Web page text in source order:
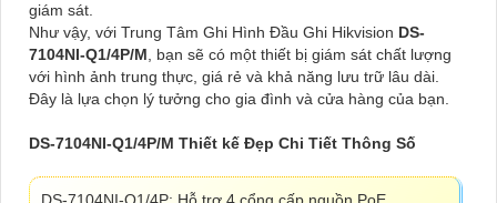
giám sát.
Như vậy, với Trung Tâm Ghi Hình Đầu Ghi Hikvision DS-
7104NI-Q1/4P/M , bạn sẽ có một thiết bị giám sát chất lượng
với hình ảnh trung thực, giá rẻ và khả năng lưu trữ lâu dài.
Đây là lựa chọn lý tưởng cho gia đình và cửa hàng của bạn.
DS-7104NI-Q1/4P/M Thiết kế Đẹp Chi Tiết Thông Số